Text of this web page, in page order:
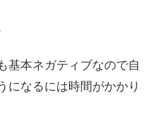
基本ネガティブなので自
になるには時間がかかり